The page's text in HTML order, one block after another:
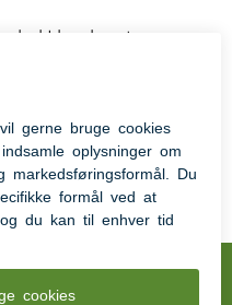
skal I huske at
modullet på Aula.
af en fremmed,